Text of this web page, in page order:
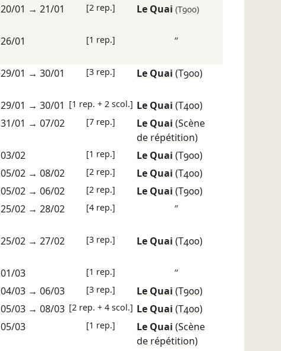
20/01 → 21/01 [2 rep.] Le Quai (T900)
26/01 [1 rep.] ”
29/01 → 30/01 [3 rep.] Le Quai (T900)
29/01 → 30/01 [1 rep. + 2 scol.] Le Quai (T400)
31/01 → 07/02 [7 rep.] Le Quai (Scène
de répétition)
03/02 [1 rep.] Le Quai (T900)
05/02→ 08/02 [2 rep.] Le Quai (T400)
05/02→ 06/02 [2 rep.] Le Quai (T900)
25/02→ 28/02 [4 rep.] ”
25/02→ 27/02 [3 rep.] Le Quai (T400)
01/03 [1 rep.]
”
04/03→ 06/03 [3 rep.] Le Quai (T900)
05/03→ 08/03 [2 rep. + 4 scol.] Le Quai (T400)
05/03 [1 rep.] Le Quai (Scène
de répétition)